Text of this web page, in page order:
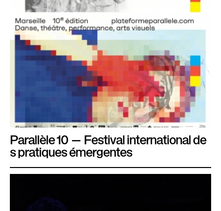
Parallèle 10 — Festival international de
s pratiques émergentes